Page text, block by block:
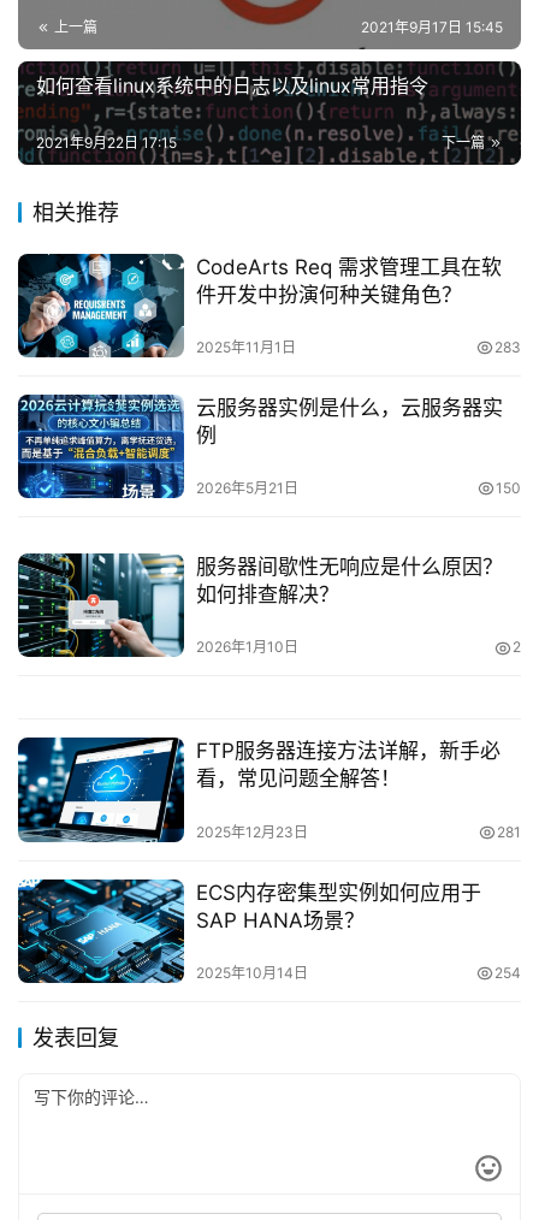
上一篇 2021年9月17日 15:45
如何查看linux系统中的日志以及linux常用指令
下一篇
2021年9月22日 17:15
相关推荐
CodeArts Req 需求管理工具在软
件开发中扮演何种关键角色？
2025年11月1日 283
云服务器实例是什么，云服务器实
例
2026年5月21日 150
服务器间歇性无响应是什么原因？
如何排查解决？
2026年1月10日 2
FTP服务器连接方法详解，新手必
看，常见问题全解答！
2025年12月23日 281
ECS内存密集型实例如何应用于
SAP HANA场景？
2025年10月14日 254
发表回复